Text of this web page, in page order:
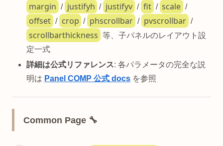
margin / justifyh / justifyv / fit / scale /
offset / crop / phscrollbar / pvscrollbar /
scrollbarthickness
等、子パネルのレイアウト設
定一式
詳細は公式リファレンス: 各パラメータの完全な説
明は Panel COMP 公式 docs を参照
Common Page 🔧